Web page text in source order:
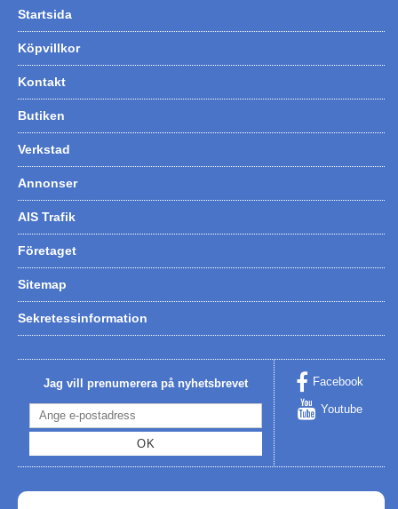
Startsida
Köpvillkor
Kontakt
Butiken
Verkstad
Annonser
AIS Trafik
Företaget
Sitemap
Sekretessinformation
Jag vill prenumerera på nyhetsbrevet
OK
Facebook
Youtube